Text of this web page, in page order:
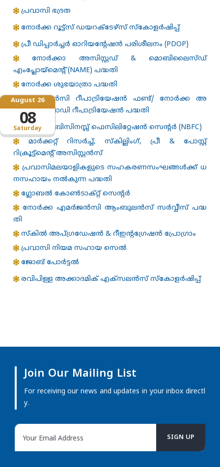
Saturday
August 26
08
പ്രവാസി ഭദ്രത
നോർക്ക റൂട്ട്സ് ഡയറക്ടേഴ്‌സ് സ്കോളർഷിപ്പ്
പ്രീ ഡിപ്പാർച്ചർ ഓറിയന്റേഷൻ പരിശീലനം (PDOP)
നോർക്കാ അസിസ്റ്റഡ് & മൊബിലൈസ്ഡ്
എംപ്ലോയ്‌മെന്റ് (NAME) പദ്ധതി
നോര്‍ക്ക ശുഭയാത്രാ പദ്ധതി
എമർജൻസി റീപാട്രിയേഷൻ ഫണ്ട്/ നോർക്ക അ
സ്സിസ്റ്റഡ് ബോഡി റീപാട്രിയേഷൻ പദ്ധതി
നോർക്ക ബിസിനസ്സ് ഫെസിലിറ്റേഷൻ സെന്റർ (NBFC)
മാർക്കറ്റ് റിസർച്ച്, സ്കില്ലിംഗ്, പ്രീ & പോസ്റ്റ്
റിക്രൂട്ട്‌മെൻ്റ് അസിസ്റ്റൻസ്
പ്രവാസിമലയാളികളുടെ സഹകരണസംഘങ്ങള്‍ക്ക് ധ
നസഹായം നല്‍കുന്ന പദ്ധതി
ഗ്ലോബൽ കോൺടാക്റ്റ് സെന്റർ
നോർക്ക എമർജൻസി ആംബുലൻസ് സർവ്വീസ് പദ്ധ
തി
സ്കിൽ അപ്ഗ്രഡേഷൻ & റീഇന്റഗ്രേഷൻ പ്രോഗ്രാം
പ്രവാസി നിയമ സഹായ സെൽ
ജോബ് പോർട്ടൽ
രവിപിള്ള അക്കാദമിക് എക്സലന്‍സ് സ്കോളര്‍ഷിപ്പ്
Join Our Mailing List
For receiving our news and updates in your inbox directl
y.